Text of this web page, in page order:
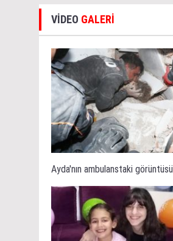
VİDEO GALERİ
Ayda'nın ambulanstaki görüntüsü